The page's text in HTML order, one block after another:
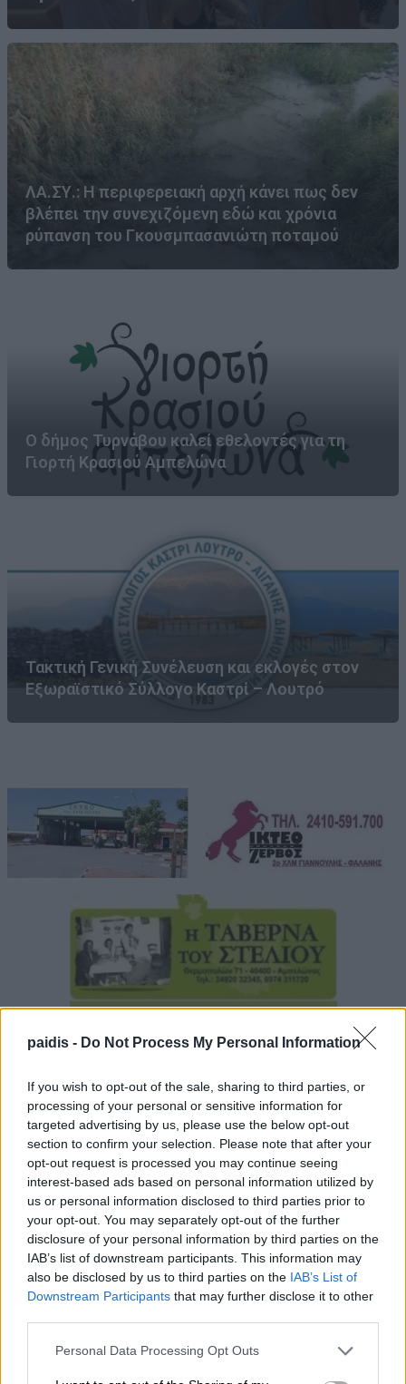
paidis - Do Not Process My Personal Information
If you wish to opt-out of the sale, sharing to third parties, or
processing of your personal or sensitive information for
targeted advertising by us, please use the below opt-out
section to confirm your selection. Please note that after your
opt-out request is processed you may continue seeing
interest-based ads based on personal information utilized by
us or personal information disclosed to third parties prior to
your opt-out. You may separately opt-out of the further
disclosure of your personal information by third parties on the
IAB’s list of downstream participants. This information may
also be disclosed by us to third parties on the IAB’s List of
Downstream Participants that may further disclose it to other
Personal Data Processing Opt Outs
ΛΑ.ΣΥ.: Η περιφερειακή αρχή κάνει πως δεν
βλέπει την συνεχιζόμενη εδώ και χρόνια
ρύπανση του Γκουσμπασανιώτη ποταμού
Ο δήμος Τυρνάβου καλεί εθελοντές για τη
Γιορτή Κρασιού Αμπελώνα
Τακτική Γενική Συνέλευση και εκλογές στον
Εξωραϊστικό Σύλλογο Καστρί – Λουτρό